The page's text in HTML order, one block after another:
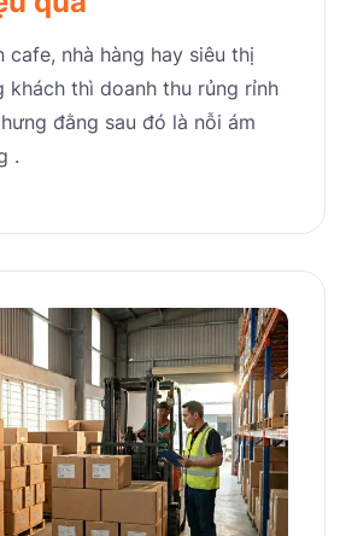
cafe, nhà hàng hay siêu thị
khách thì doanh thu rủng rỉnh
đằng sau đó là nỗi ám
.